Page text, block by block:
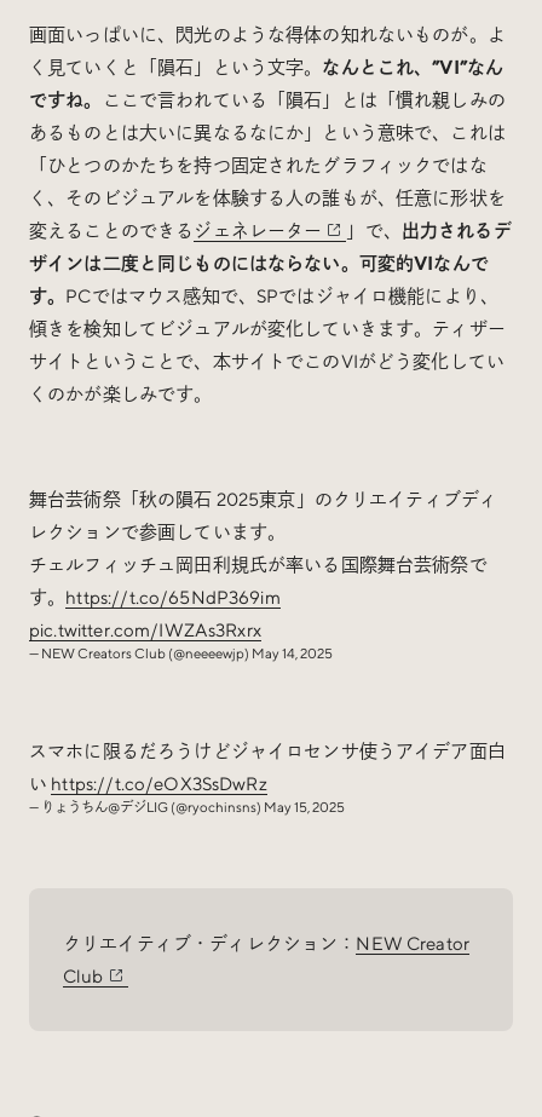
画面いっぱいに、閃光のような得体の知れないものが。よ
く見ていくと「隕石」という文字。 なんとこれ、”VI”なん
ですね。
ここで言われている「隕石」とは「慣れ親しみの
あるものとは大いに異なるなにか」という意味で、これは
「ひとつのかたちを持つ固定されたグラフィックではな
く、そのビジュアルを体験する人の誰もが、任意に形状を
変えることのできる ジェネレーター 」で、 出力されるデ
ザインは二度と同じものにはならない。可変的VIなんで
す。 PCではマウス感知で、SPではジャイロ機能により、
傾きを検知してビジュアルが変化していきます。ティザー
サイトということで、本サイトでこのVIがどう変化してい
くのかが楽しみです。
舞台芸術祭「秋の隕石 2025東京」のクリエイティブディ
レクションで参画しています。
チェルフィッチュ岡田利規氏が率いる国際舞台芸術祭で
す。 https://t.co/65NdP369im
pic.twitter.com/IWZAs3Rxrx
— NEW Creators Club (@neeeewjp) May 14, 2025
スマホに限るだろうけどジャイロセンサ使うアイデア面白
い https://t.co/eOX3SsDwRz
— りょうちん@デジLIG (@ryochinsns) May 15, 2025
クリエイティブ・ディレクション： NEW Creator
Club